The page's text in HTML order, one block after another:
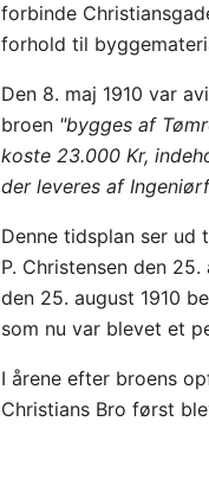
forbinde
forhold til
Den 8. maj 1910 var
broen "bygges af
koste 23.000 Kr,
der leveres af
Denne tidsplan ser ud
P. Christensen den
den 25. august 1910
som nu var blevet et
I årene efter broens
Christians Bro først